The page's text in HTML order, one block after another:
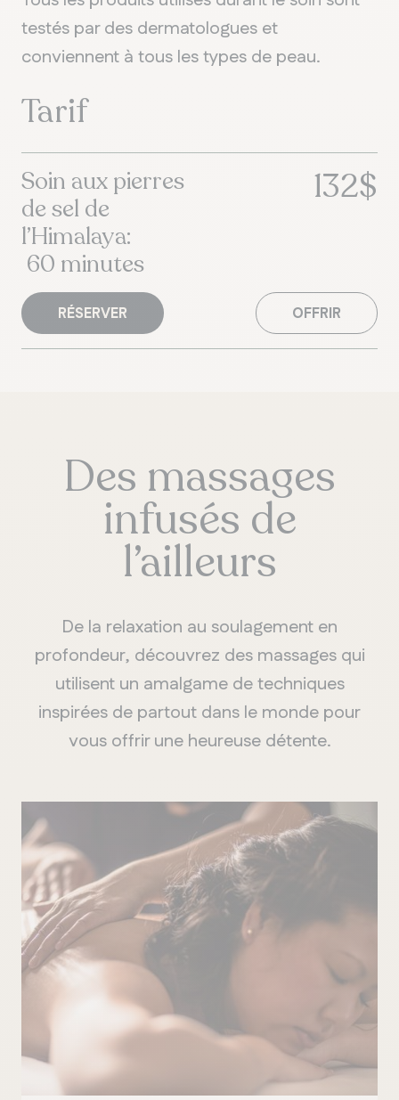
testés par des dermatologues et
conviennent à tous les types de peau.
Tarif
Soin aux pierres
de sel de
l’Himalaya:
60 minutes
132$
RÉSERVER OFFRIR
Des massages
infusés de
l’ailleurs
De la relaxation au soulagement en
profondeur, découvrez des massages qui
utilisent un amalgame de techniques
inspirées de partout dans le monde pour
vous offrir une heureuse détente.